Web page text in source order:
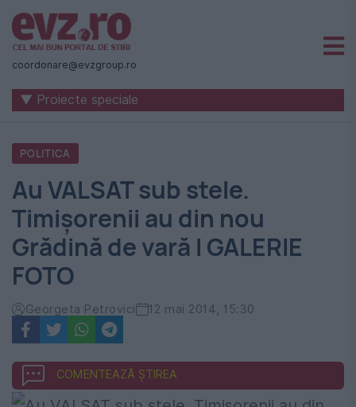
Știri
naționale
internaționale
România
-
Evenimentul
Zilei
coordonare@evzgroup.ro
▼ Proiecte speciale
POLITICA
Au VALSAT sub stele.
Timișorenii au din nou
Grădină de vară I GALERIE
FOTO
Georgeta Petrovici 12 mai 2014, 15:30
COMENTEAZĂ ȘTIREA